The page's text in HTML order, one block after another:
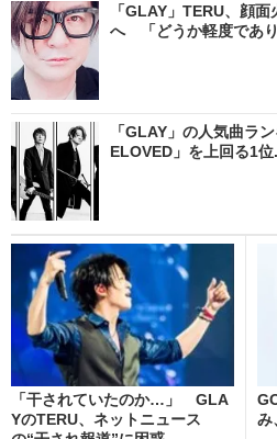
「GLAY」TERU、顔
へ 「どうか軽度であ
「GLAY」の人気曲ラ
ELOVED」を上回る1位
「干されていたのか…」 GLA
YのTERU、ネットニュース
み